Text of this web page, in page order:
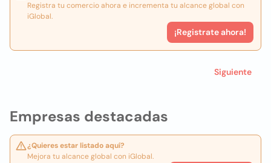
Empresas destacadas
¿Quieres estar listado aquí?
Mejora tu alcance global con iGlobal.
Registra tu comercio ahora e incrementa tu alcance global con
iGlobal.
¡Registrate ahora!
Siguiente